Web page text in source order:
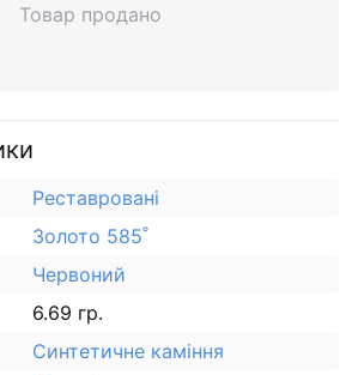
Товар продано
Реставровані
Золото 585˚
Червоний
6.69 гр.
Синтетичне каміння